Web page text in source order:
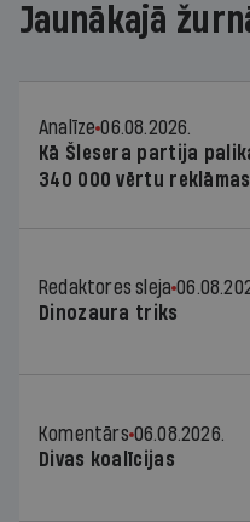
Jaunākajā
Analīze 06.08.2026.
Kā Šlesera partija
340 000 vērtu
Redaktores sleja
Dinozaura triks
Komentārs 06.08.2026.
Divas koalīcijas